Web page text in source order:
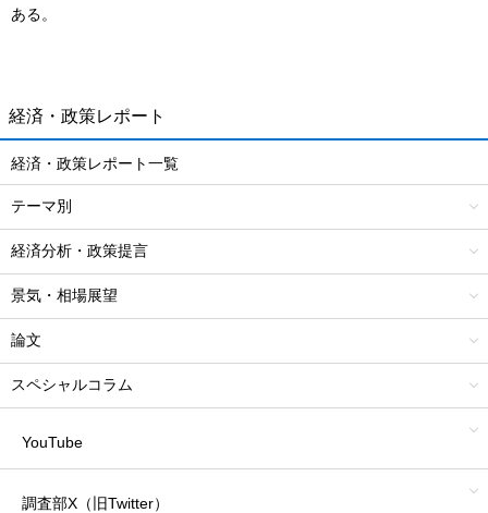
ある。
経済・政策レポート
経済・政策レポート一覧
テーマ別
経済分析・政策提言
景気・相場展望
論文
スペシャルコラム
YouTube
調査部X（旧Twitter）